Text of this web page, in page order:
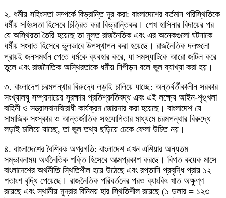
২. ধর্মীয় সহিংসতা সম্পর্কে বিভ্রান্তি দূর করা: বাংলাদেশের বর্তমান পরিস্থিতিকে
ধর্মীয় সহিংসতা হিসেবে চিত্রিত করা বিভ্রান্তিকর। শেখ হাসিনার বিদায়ের পর
যে অস্থিরতা তৈরি হয়েছে তা মূলত রাজনৈতিক এবং এর অনেকগুলো ঘটনাকে
ধর্মীয় সংঘাত হিসেবে ভুলভাবে উপস্থাপন করা হয়েছে। রাজনৈতিক দলগুলো
প্রায়ই জনসমর্থন পেতে ধর্মকে ব্যবহার করে, যা সমস্যাটিকে আরো জটিল করে
তুলে এবং রাজনৈতিক অস্থিরতাকে ধর্মীয় নিপীড়ন বলে ভুল ব্যাখ্যা করা হয়।
৩. বাংলাদেশ চরমপন্থার বিরুদ্ধে লড়াই চালিয়ে যাচ্ছে: অন্তর্বর্তীকালীন সরকার
সংখ্যালঘু সম্প্রদায়ের সুরক্ষায় প্রতিশ্রুতিবদ্ধ এবং এই লক্ষ্যে আইন-শৃঙ্খলা
বাহিনী ও সন্ত্রাসবাদবিরোধী কার্যক্রম জোরদার করা হয়েছে। বাংলাদেশ যে
সামাজিক সংস্কার ও আন্তর্জাতিক সহযোগিতার মাধ্যমে চরমপন্থার বিরুদ্ধে
লড়াই চালিয়ে যাচ্ছে, তা ভুল তথ্য ছড়িয়ে ঢেকে ফেলা উচিত নয়।
৪. বাংলাদেশের বৈশ্বিক অগ্রগতি: বাংলাদেশ এখন এশিয়ার অন্যতম
সম্ভাবনাময় অর্থনৈতিক শক্তি হিসেবে আত্মপ্রকাশ করছে। বিগত কয়েক মাসে
বাংলাদেশের অর্থনীতি স্থিতিশীল হয়ে উঠেছে এবং রপ্তানি প্রবৃদ্ধি প্রায় ১২
শতাংশ বৃদ্ধি পেয়েছে। রাজনৈতিক পরিবর্তনের পরও ব্যাংকিং খাত অক্ষুণ্ণ
রয়েছে এবং স্থানীয় মুদ্রার বিনিময় হার স্থিতিশীল রয়েছে (১ ডলার = ১২৩